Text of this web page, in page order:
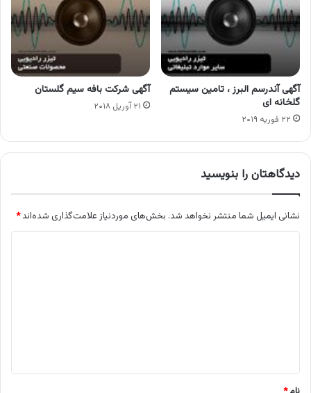
آگهی آندرسم البرز ، تامین سیستم
گلخانه ای
۲۲ فوریه ۲۰۱۹
آگهی شرکت بافه سیم گلستان
۲۱ آوریل ۲۰۱۸
دیدگاهتان را بنویسید
نشانی ایمیل شما منتشر نخواهد شد. بخش‌های موردنیاز علامت‌گذاری شده‌اند*